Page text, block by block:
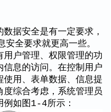
据安全是有一定要求，
全要求就更高一些。
户管理、权限管理的功
息的访问。在控制用户
用、表单数据、信息提
综合考虑，系统管理员
例如图1-4所示：